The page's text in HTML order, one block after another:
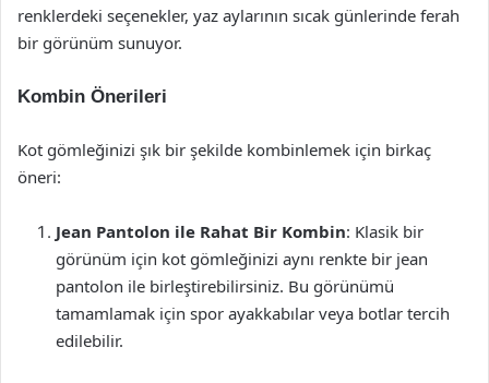
renklerdeki seçenekler, yaz aylarının sıcak günlerinde ferah
bir görünüm sunuyor.
Kombin Önerileri
Kot gömleğinizi şık bir şekilde kombinlemek için birkaç
öneri:
Jean Pantolon ile Rahat Bir Kombin: Klasik bir
görünüm için kot gömleğinizi aynı renkte bir jean
pantolon ile birleştirebilirsiniz. Bu görünümü
tamamlamak için spor ayakkabılar veya botlar tercih
edilebilir.